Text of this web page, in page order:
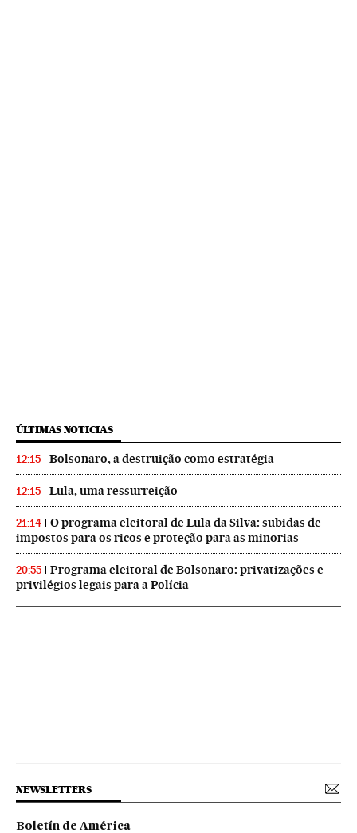
ÚLTIMAS NOTICIAS
12:15 Bolsonaro, a destruição como estratégia
12:15 Lula, uma ressurreição
21:14
O programa eleitoral de Lula da Silva: subidas de
impostos para os ricos e proteção para as minorias
20:55
Programa eleitoral de Bolsonaro: privatizações e
privilégios legais para a Polícia
NEWSLETTERS
Boletín de América